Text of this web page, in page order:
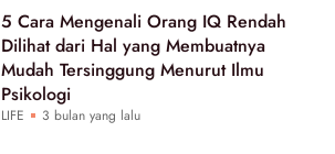
5 Cara Mengenali Orang IQ Rendah
Dilihat dari Hal yang Membuatnya
Mudah Tersinggung Menurut Ilmu
Psikologi
LIFE 3 bulan yang lalu